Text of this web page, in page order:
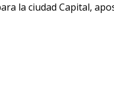
la ciudad Capital,